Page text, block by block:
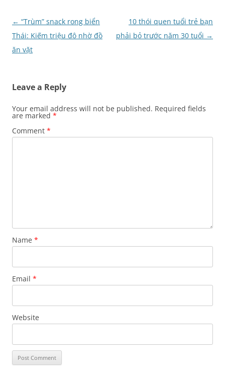
Post
navigation
← “Trùm” snack rong biển
Thái: Kiếm triệu đô nhờ đồ
ăn vặt
10 thói quen tuổi trẻ bạn
phải bỏ trước năm 30 tuổi →
Leave a Reply
Your email address will not be published. Required fields
are marked *
Comment *
Name *
Email *
Website